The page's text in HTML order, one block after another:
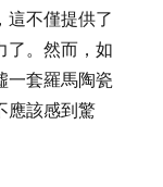
這不僅提供了
了。然而，如
一套羅馬陶瓷
應該感到驚